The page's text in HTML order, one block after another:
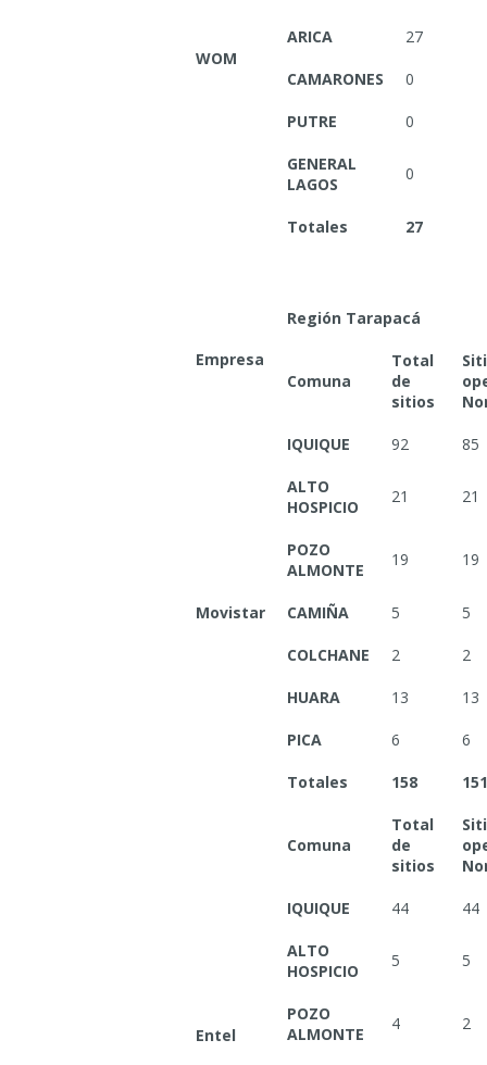
WOM
ARICA 27
CAMARONES 0
PUTRE 0
GENERAL
LAGOS
0
Totales 27
Empresa
Región Tarapacá
Comuna
Total
de
sitios
Movistar
IQUIQUE 92 85
ALTO
HOSPICIO
21 21
POZO
ALMONTE
19 19
CAMIÑA 5 5
COLCHANE 2 2
HUARA 13 13
PICA 6 6
Totales 158 151
Entel
Comuna
Total
de
sitios
IQUIQUE 44 44
ALTO
HOSPICIO
5 5
POZO
ALMONTE
4 2